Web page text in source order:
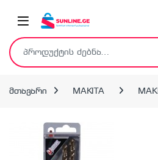
ძებნა:
მთავარი MAKITA